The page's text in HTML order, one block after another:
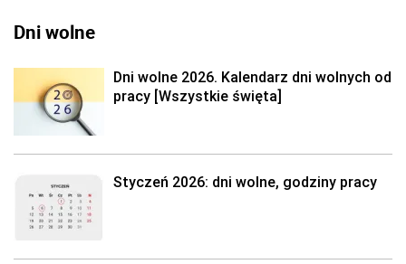
Dni wolne
Dni wolne 2026. Kalendarz dni wolnych od
pracy [Wszystkie święta]
Styczeń 2026: dni wolne, godziny pracy